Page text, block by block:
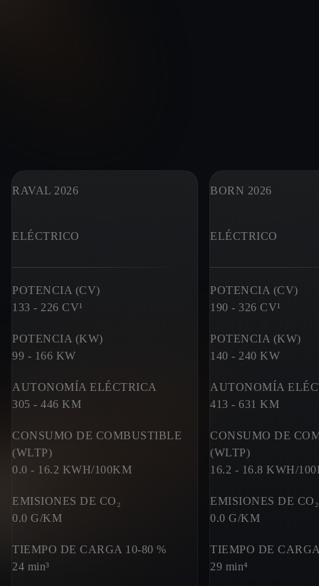
RAVAL 2026
ELÉCTRICO
POTENCIA (CV)
133 - 226 CV¹
POTENCIA (KW)
99 - 166 KW
AUTONOMÍA ELÉCTRICA
305 - 446 KM
CONSUMO DE COMBUSTIBLE
(WLTP)
0.0 - 16.2 KWH/100KM
EMISIONES DE CO₂
0.0 G/KM
TIEMPO DE CARGA 10-80 %
24 min³
BORN 2026
ELÉCTRICO
POTENCIA (CV)
190 - 326 CV¹
POTENCIA (KW)
140 - 240 KW
AUTONOMÍA
413 - 631 KM
CONSUMO DE
(WLTP)
16.2 - 16.8 KWH/
EMISIONES DE CO₂
0.0 G/KM
TIEMPO DE
29 min⁴